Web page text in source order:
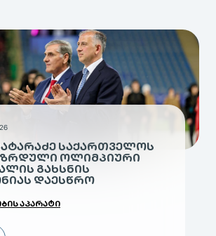
ᲡᲐᲥᲐᲠᲗᲕᲔᲚᲝᲡ
ᲝᲚᲘᲛᲞᲘᲣᲠᲘ
ᲒᲐᲮᲡᲜᲘᲡ
ᲓᲐᲔᲡᲬᲠᲝ
ᲐᲞᲐᲠᲐᲢᲘ